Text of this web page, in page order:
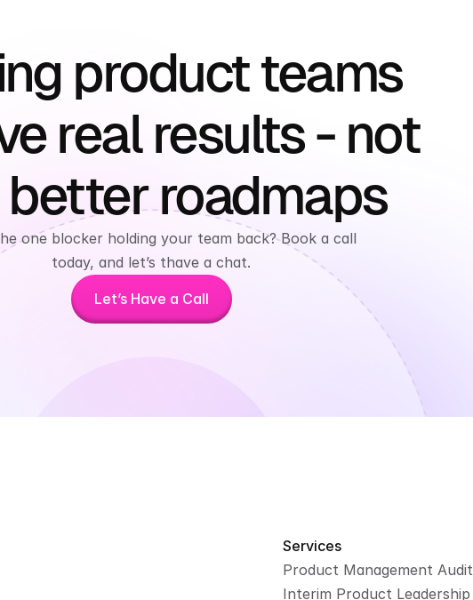
product teams
real results - not
better roadmaps
one blocker holding your team back? Book a call
today, and let’s thave a chat.
Let’s Have a Call
Services
Product Management Audit
Interim Product Leadership